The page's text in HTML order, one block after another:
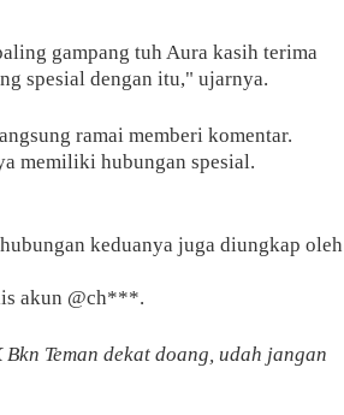
gampang tuh Aura kasih terima
spesial dengan itu," ujarnya.
ramai memberi komentar.
memiliki hubungan spesial.
keduanya juga diungkap oleh
akun @ch***.
Teman dekat doang, udah jangan